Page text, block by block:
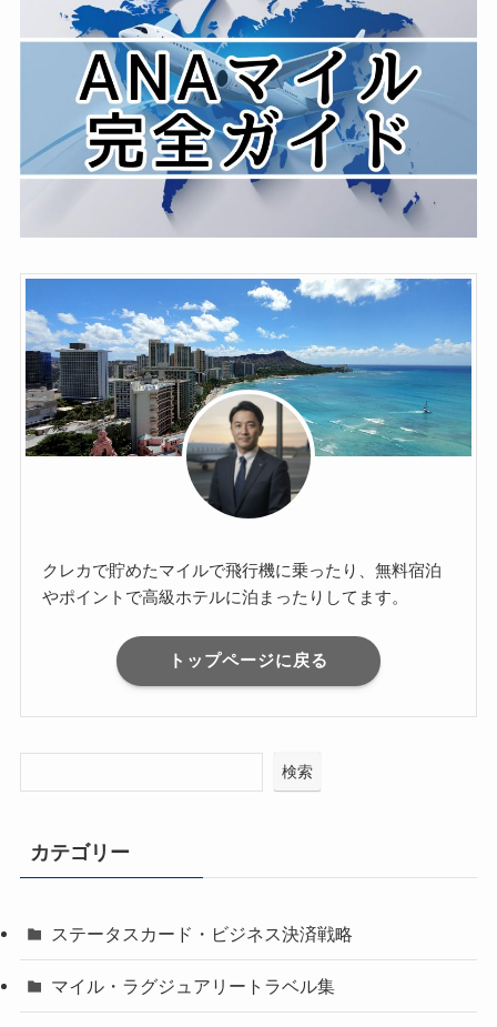
クレカで貯めたマイルで飛行機に乗ったり、無料宿泊
やポイントで高級ホテルに泊まったりしてます。
トップページに戻る
検索
カテゴリー
ステータスカード・ビジネス決済戦略
マイル・ラグジュアリートラベル集